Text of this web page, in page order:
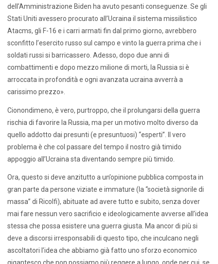
dell’Amministrazione Biden ha avuto pesanti conseguenze. Se gli
Stati Uniti avessero procurato all’Ucraina il sistema missilistico
Atacms, gli F-16 e i carri armati fin dal primo giorno, avrebbero
sconfitto l’esercito russo sul campo e vinto la guerra prima che i
soldati russi si barricassero. Adesso, dopo due anni di
combattimenti e dopo mezzo milione di morti, la Russia si è
arroccata in profondità e ogni avanzata ucraina avverrà a
carissimo prezzo».
Cionondimeno, è vero, purtroppo, che il prolungarsi della guerra
rischia di favorire la Russia, ma per un motivo molto diverso da
quello addotto dai presunti (e presuntuosi) “esperti”. Il vero
problema è che col passare del tempo il nostro già timido
appoggio all’Ucraina sta diventando sempre più timido.
Ora, questo si deve anzitutto a un’opinione pubblica composta in
gran parte da persone viziate e immature (la “società signorile di
massa” di Ricolfi), abituate ad avere tutto e subito, senza dover
mai fare nessun vero sacrificio e ideologicamente avverse all’idea
stessa che possa esistere una guerra giusta. Ma ancor di più si
deve a discorsi irresponsabili di questo tipo, che inculcano negli
ascoltatori l’idea che abbiamo già fatto uno sforzo economico